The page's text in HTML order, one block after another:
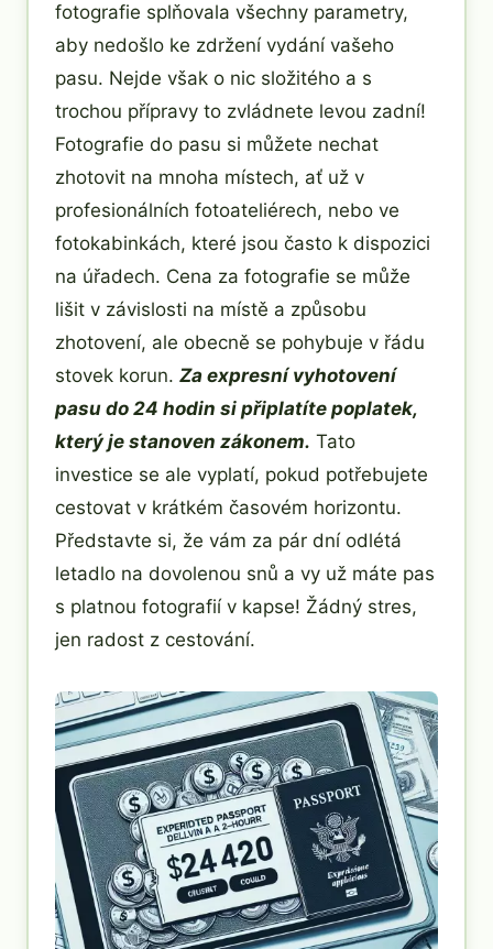
fotografie splňovala všechny parametry,
aby nedošlo ke zdržení vydání vašeho
pasu. Nejde však o nic složitého a s
trochou přípravy to zvládnete levou zadní!
Fotografie do pasu si můžete nechat
zhotovit na mnoha místech, ať už v
profesionálních fotoateliérech, nebo ve
fotokabinkách, které jsou často k dispozici
na úřadech. Cena za fotografie se může
lišit v závislosti na místě a způsobu
zhotovení, ale obecně se pohybuje v řádu
stovek korun. Za expresní vyhotovení
pasu do 24 hodin si připlatíte poplatek,
který je stanoven zákonem. Tato
investice se ale vyplatí, pokud potřebujete
cestovat v krátkém časovém horizontu.
Představte si, že vám za pár dní odlétá
letadlo na dovolenou snů a vy už máte pas
s platnou fotografií v kapse! Žádný stres,
jen radost z cestování.